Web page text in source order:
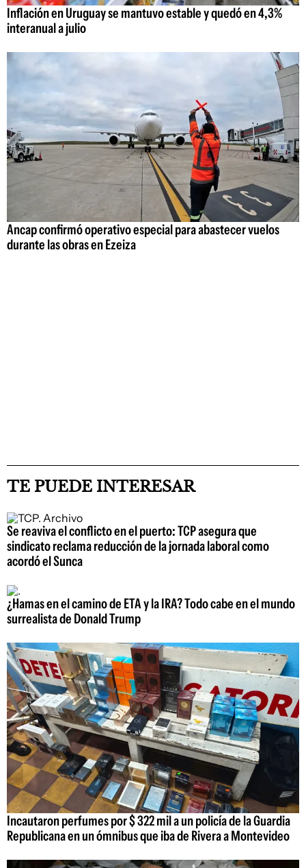
Inflación en Uruguay se mantuvo estable y quedó en 4,3%
interanual a julio
Ancap confirmó operativo especial para abastecer vuelos
durante las obras en Ezeiza
TE PUEDE INTERESAR
Se reaviva el conflicto en el puerto: TCP asegura que
sindicato reclama reducción de la jornada laboral como
acordó el Sunca
¿Hamas en el camino de ETA y la IRA? Todo cabe en el mundo
surrealista de Donald Trump
Incautaron perfumes por $ 322 mil a un policía de la Guardia
Republicana en un ómnibus que iba de Rivera a Montevideo